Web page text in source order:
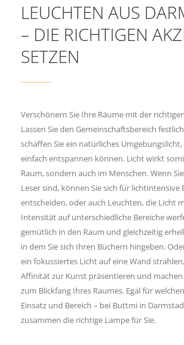
LEUCHTEN AUS
– DIE RICHTIGEN
SETZEN
Verschönern Sie Ihre Räume mit der
Lassen Sie den Gemeinschaftsbereich
schaffen Sie ein natürliches Umgebungslicht,
einfach entspannen können. Licht wirkt
Raum, sondern auch im Menschen. Wenn
Leser sind, können Sie sich für lichtintensive
entscheiden, oder auch Leuchten, die Licht
Intensität auf unterschiedliche Bereiche
gemütlich in den Raum und gleichzeitig
in dem Sie sich Ihren Büchern hingeben.
ein fokussiertes Licht auf eine Wand
Affinität zur Kunst präsentieren und machen
zum Blickfang Ihres Raumes. Egal für
Einsatz und Bereich – bei Buttmi in
zusammen die richtige Lampe für Sie.